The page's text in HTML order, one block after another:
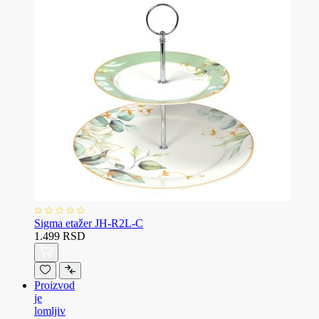
Sigma etažer JH-R2L-C
1.499 RSD
Proizvod
je
lomljiv